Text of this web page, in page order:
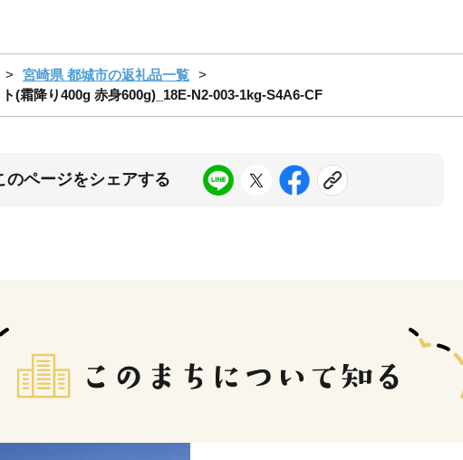
宮崎県 都城市の返礼品一覧
(霜降り400g 赤身600g)_18E-N2-003-1kg-S4A6-CF
のページをシェアする